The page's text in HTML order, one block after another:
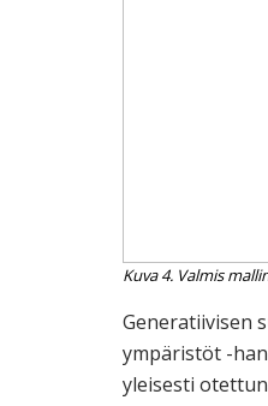
Kuva 4. Valmis
Generatiivisen
ympäristöt -
yleisesti